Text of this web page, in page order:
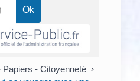
Papiers - Citoyenneté >